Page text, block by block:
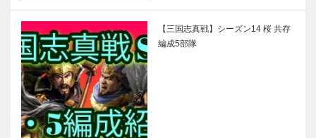
【三国志真戦】シーズン14 桜 共存
編成5部隊